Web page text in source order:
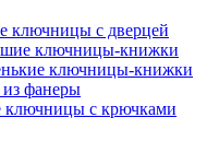
ключницы с дверцей
ключницы-книжки
ключницы-книжки
фанеры
ключницы с крючками